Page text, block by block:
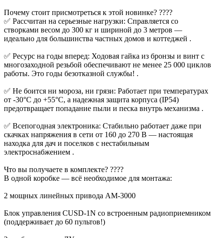
Почему стоит присмотреться к этой новинке? ????
✅ Рассчитан на серьезные нагрузки: Справляется со
створками весом до 300 кг и шириной до 3 метров —
идеально для большинства частных домов и коттеджей .
✅ Ресурс на годы вперед: Ходовая гайка из бронзы и винт с
многозаходной резьбой обеспечивают не менее 25 000 циклов
работы. Это годы безотказной службы! .
✅ Не боится ни мороза, ни грязи: Работает при температурах
от -30°C до +55°C, а надежная защита корпуса (IP54)
предотвращает попадание пыли и песка внутрь механизма .
✅ Всепогодная электроника: Стабильно работает даже при
скачках напряжения в сети от 160 до 270 В — настоящая
находка для дач и поселков с нестабильным
электроснабжением .
Что вы получаете в комплекте? ????
В одной коробке — всё необходимое для монтажа:
2 мощных линейных привода AM-3000
Блок управления CUSD-1N со встроенным радиоприемником
(поддерживает до 60 пультов!)